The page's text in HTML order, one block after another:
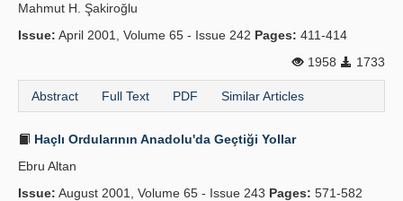
Mahmut H. Şakiroğlu
Issue: April 2001, Volume 65 - Issue 242 Pages: 411-414
1958
1733
Abstract Full Text PDF Similar Articles
Haçlı Ordularının Anadolu'da Geçtiği Yollar
Ebru Altan
Issue: August 2001, Volume 65 - Issue 243 Pages: 571-582